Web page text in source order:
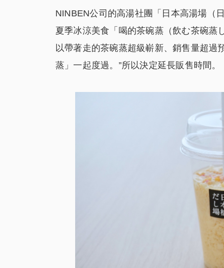
NINBEN公司的高湯社團「日本高湯場（
夏季冰涼美食「喝的茶碗蒸（飲む茶碗蒸
以帶著走的茶碗蒸超級嶄新、銷售量超過
蒸」一起度過。”所以決定延長販售時間。